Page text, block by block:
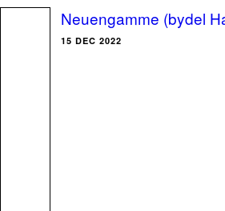
Neuengamme (bydel
15 DEC 2022